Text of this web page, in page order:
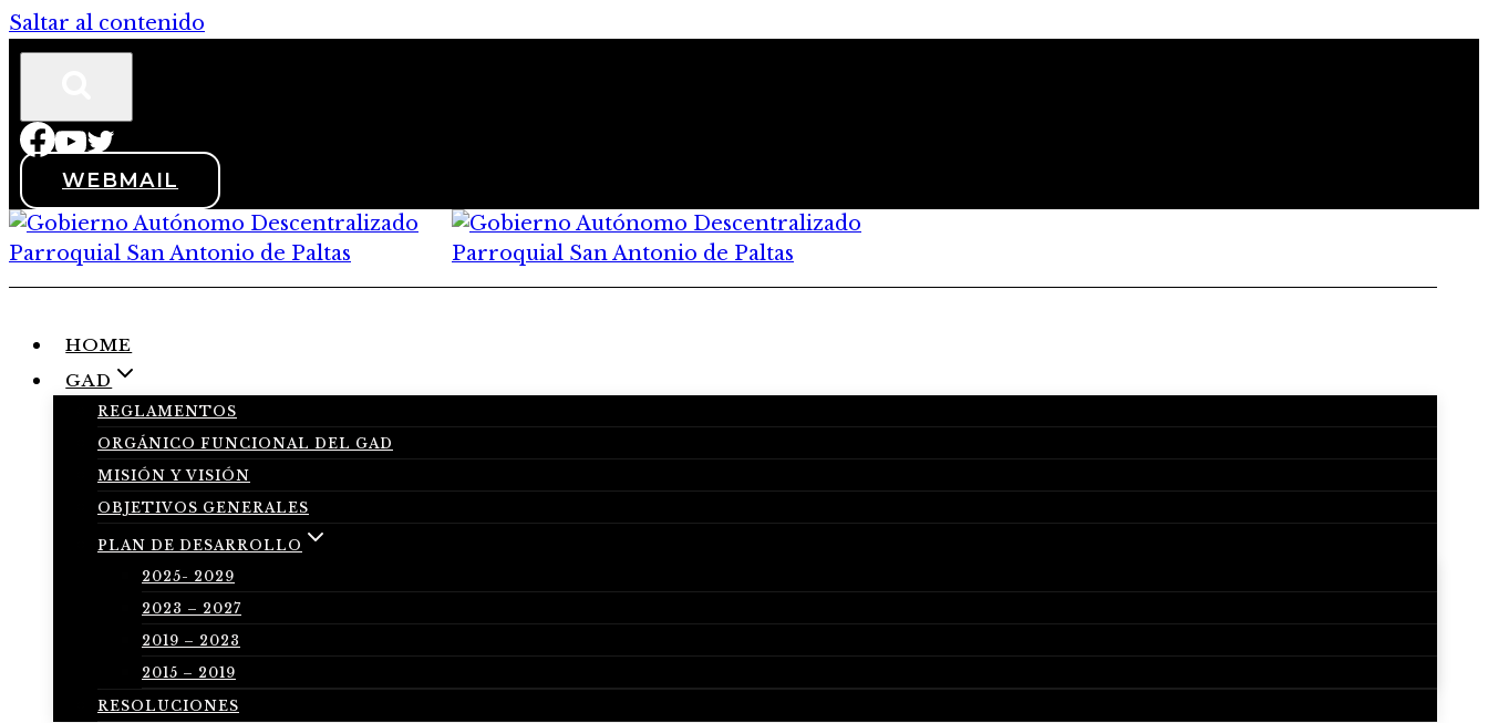
Saltar al contenido
WEBMAIL
HOME
GAD
REGLAMENTOS
ORGÁNICO FUNCIONAL DEL GAD
MISIÓN Y VISIÓN
OBJETIVOS GENERALES
PLAN DE DESARROLLO
2025- 2029
2023 – 2027
2019 – 2023
2015 – 2019
RESOLUCIONES